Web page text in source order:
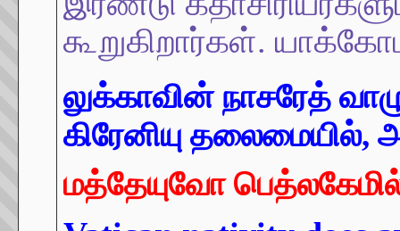
கூறுகிறார்கள்.
லுக்காவின் நாசரேத்
கிரேனியு
மத்தேயுவோ